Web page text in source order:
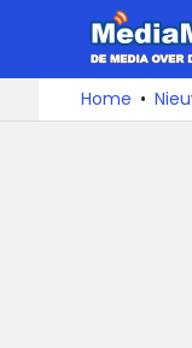
naar
De
media
over
Home